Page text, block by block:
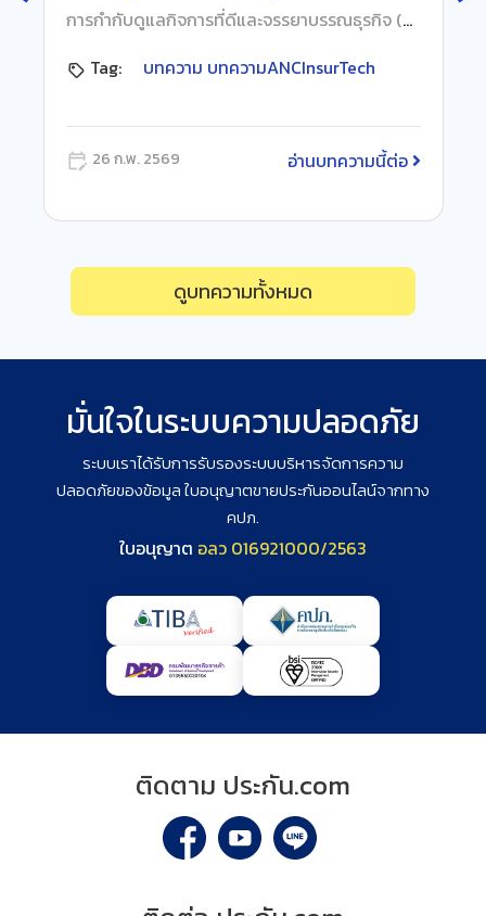
Governance & Business Ethics)
การกำกับดูแลกิจการที่ดีและจรรยาบรรณธุรกิจ (Good Corporate Governance & Business Ethics) บริษัท เอ เอ็น ซี โบรกเกอร์เรจ จำกัด ที่ บริษัท เอ เอ็น ซี โบรกเกอร์เรจ จำกัด เรามีความมุ่งมั่นอย่างแรงกล้าในการขับเคลื่อนองค์กรให้เติบโตอย่างยั่งยืน โดยยึดถือ “การกำกับดูแลกิจการที่ดี” เป็นหัวใจสำคัญในการดำเนินงาน เพื่อสร้างความเชื่อมั่นต่อผู้มีส่วนได้เสียทุกฝ่าย และเสริมสร้างวัฒนธรรมองค์กรที่ตั้งอยู่บนพื้นฐานของความโปร่งใส มีคุณธรรม และจริยธรรมทางธุรกิจ เราเชื่อมั่นว่าการบริหารจัดการที่ดีไม่ได้เป็นเพียงข้อบังคับทางกฎหมาย แต่เป็นรากฐานสำคัญที่จะนำพาองค์กรไปสู่เป้าหมาย พร้อมรักษาภาพลักษณ์การเป็น “ที่ปรึกษาด้านประกันภัยที่ไว้วางใจได้” อย่างแท้จริง วิสัยทัศน์และค่านิยมองค์กร เรามุ่งมั่นสู่การเป็น ผู้นำด้านเทคโนโลยีและแพลตฟอร์มสำหรับนายหน้าประกันภัย โดยมีค่านิยมหลักคือ “รวดเร็ว ใส่ใจไฮเทค” เพื่อส่งมอบบริการที่เหนือความคาดหมายและสร้างความพึงพอใจสูงสุดให้กับลูกค้าและพันธมิตรหลักการปฏิบัติที่สำคัญ นโยบายการกำกับดูแลกิจการของเราครอบคลุมแนวทางปฏิบัติที่เป็นสากล อาทิ:• ความรับผิดชอบ (Accountability): คณะกรรมการและผู้บริหารพร้อมรับผิดต่อผลการตัดสินใจและการดำเนินงาน• ความเป็นธรรม (Equitable Treatment): ปฏิบัติหน้าที่โดยปราศจากอคติ และคำนึงถึงผลประโยชน์ของผู้มีส่วนได้เสียทุกกลุ่มอย่างเท่าเทียม• มาตรฐานจริยธรรมสูง (High Ethical Standards): ยึดถือความซื่อสัตย์สุจริตและการปฏิบัติตามกฎหมาย คปภ. อย่างเคร่งครัด• การต่อต้านคอร์รัปชัน: ยึดหลัก “Zero Tolerance” ต่อการทุจริตทุกรูปแบบ และมีนโยบายการรับ-ให้ของขวัญที่ชัดเจน ท่านสามารถศึกษาข้อมูลและแนวทางปฏิบัติโดยละเอียด เพื่อร่วมเป็นส่วนหนึ่งในการรักษามาตรฐานทางธุรกิจที่โปร่งใสไปกับเรา (คู่มือการกำกับดูแลกิจการที่ดีและจรรยาบรรณธุรกิจ ฉบับปี 2569) หากท่านพบเห็นการปฏิบัติที่ขัดต่อหลักการกำกับดูแลกิจการหรือจรรยาบรรณธุรกิจ ท่านสามารถแจ้งเรื่องร้องเรียนได้ที่: • หน่วยงาน: ฝ่ายกฎหมาย / คณะกรรมการตรวจสอบ • อีเมล: support@ancinsurtech.com • เบอร์ติดต่อ 02-881-1888 ต่อ 2258 • สถานที่ติดต่อ: 126/5 ถนนสิรินธร แขวงบางพลัด เขตบางพลัด กรุงเทพมหานคร 10700 แหล่งอ้างอิง: สำนักงานคณะกรรมการกำกับและส่งเสริมการประกอบธุรกิจประกันภัย เว็บไซต์: https://www.oic.or.th
Tag:
บทความ บทความANCInsurTech
26 ก.พ. 2569 อ่านบทความนี้ต่อ
ดูบทความทั้งหมด
มั่นใจในระบบความปลอดภัย
ระบบเราได้รับการรับรองระบบบริหารจัดการความ
ปลอดภัยของข้อมูล ใบอนุญาตขายประกันออนไลน์จากทาง
คปภ.
ใบอนุญาต อลว 016921000/2563
ติดตาม ประกัน.com